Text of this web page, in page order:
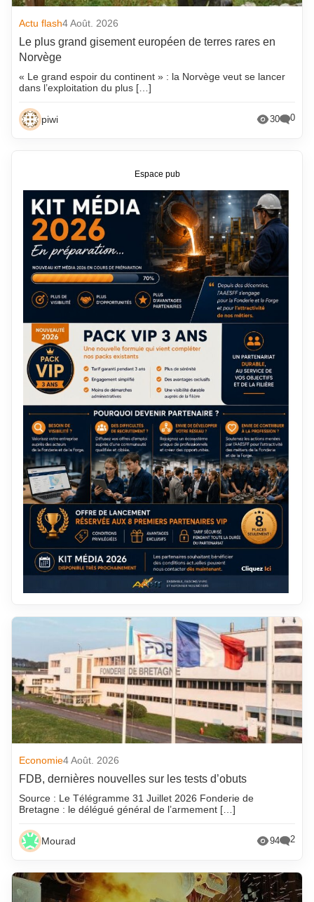
Actu flash4 Août. 2026
Le plus grand gisement européen de terres rares en
Norvège
« Le grand espoir du continent » : la Norvège veut se lancer
dans l’exploitation du plus […]
piwi 30 0
Economie4 Août. 2026
FDB, dernières nouvelles sur les tests d’obuts
Source : Le Télégramme 31 Juillet 2026 Fonderie de
Bretagne : le délégué général de l’armement […]
Mourad 94 2
Espace pub